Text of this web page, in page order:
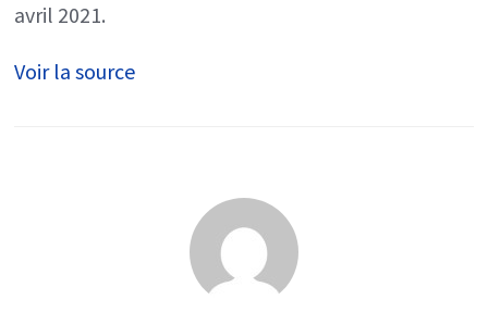
avril 2021.
Voir la source